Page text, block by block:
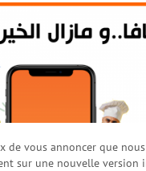
de vous annoncer que nous
sur une nouvelle version